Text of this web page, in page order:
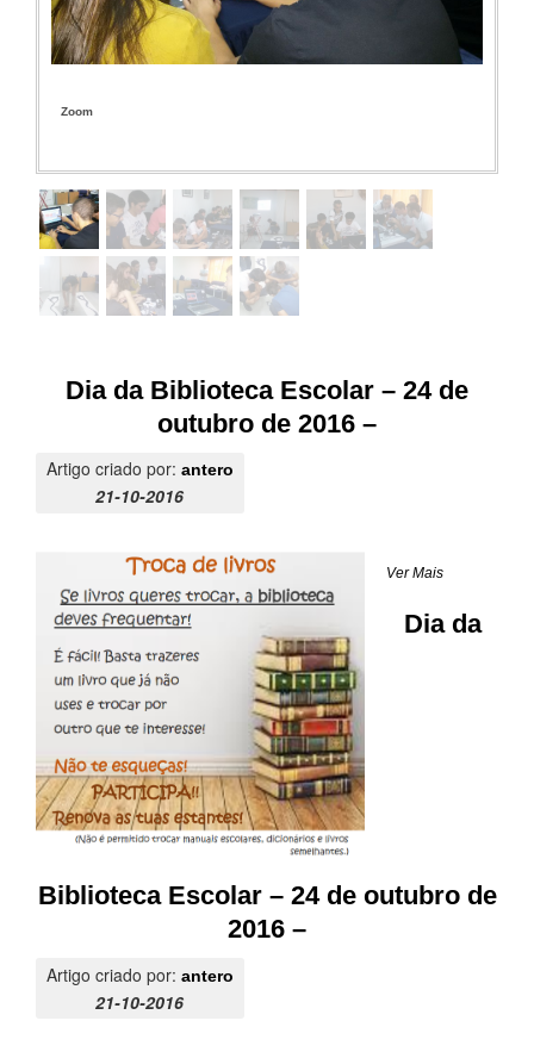
Zoom
Dia da Biblioteca Escolar – 24 de
outubro de 2016 –
Artigo criado por: antero
21-10-2016
Ver Mais
Dia da
Biblioteca Escolar – 24 de outubro de
2016 –
Artigo criado por: antero
21-10-2016